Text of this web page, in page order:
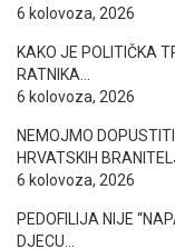
6 kolovoza, 2026
KAKO JE POLITIČKA
RATNIKA…
6 kolovoza, 2026
NEMOJMO
HRVATSKIH
6 kolovoza, 2026
PEDOFILIJA NIJE
DJECU…